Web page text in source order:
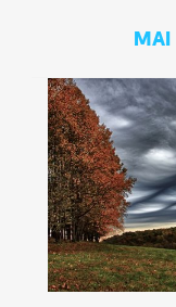
MAI